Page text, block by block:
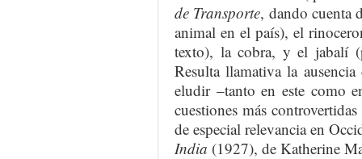
de Transporte, dando cuenta
animal en el país), el
texto), la cobra, y el jabalí
Resulta llamativa la
eludir –tanto en este como
cuestiones más
de especial relevancia en
India (1927), de Katherine